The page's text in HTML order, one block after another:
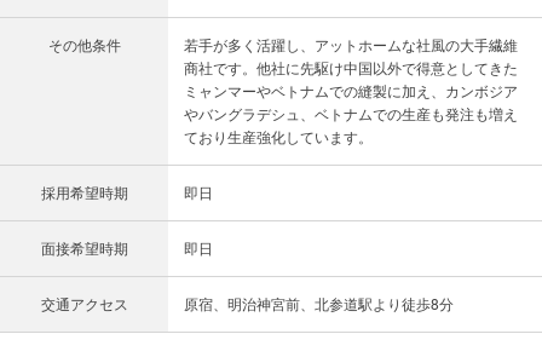
その他条件
若手が多く活躍し、アットホームな社風の大手繊維
商社です。他社に先駆け中国以外で得意としてきた
ミャンマーやベトナムでの縫製に加え、カンボジア
やバングラデシュ、ベトナムでの生産も発注も増え
ており生産強化しています。
採用希望時期 即日
面接希望時期 即日
交通アクセス 原宿、明治神宮前、北参道駅より徒歩8分